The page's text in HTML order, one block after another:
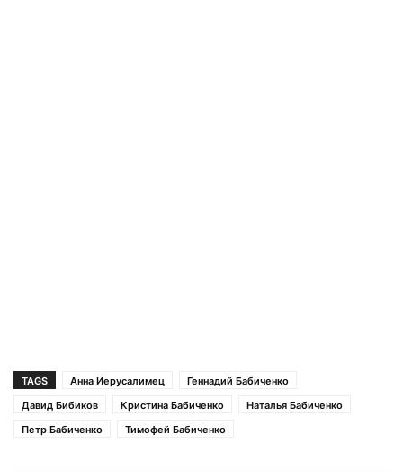
TAGS Анна Иерусалимец
Геннадий Бабиченко
Давид Бибиков
Кристина Бабиченко
Наталья Бабиченко
Петр Бабиченко
Тимофей Бабиченко